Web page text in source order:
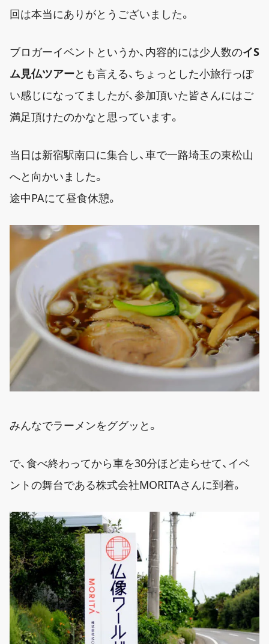
回は本当にありがとうございました。
ブロガーイベントというか、内容的には少人数のイS
ム見仏ツアーとも言える、ちょっとした小旅行っぽ
い感じになってましたが、参加頂いた皆さんにはご
満足頂けたのかなと思っています。
当日は新宿駅南口に集合し、車で一路埼玉の東松山
へと向かいました。
途中PAにて昼食休憩。
みんなでラーメンをググッと。
で、食べ終わってから車を30分ほど走らせて、イベ
ントの舞台である株式会社MORITAさんに到着。